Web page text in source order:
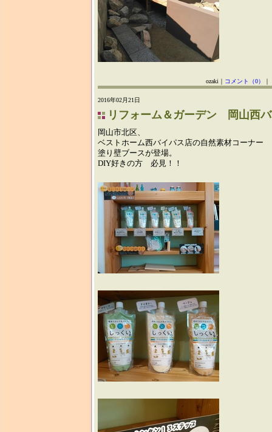
ozaki｜ コメント（0） ｜
2016年02月21日
リフォーム＆ガーデン 岡山西
岡山市北区、
ベストホーム西バイパス店の自然素材コーナー
塗り壁ブースが登場。
DIY好きの方 必見！！